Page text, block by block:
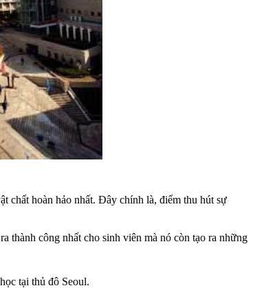
chất hoàn hảo nhất. Đây chính là, điểm thu hút sự
thành công nhất cho sinh viên mà nó còn tạo ra những
tại thủ đô Seoul.